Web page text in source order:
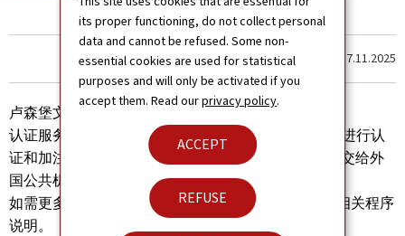
its proper functioning, do not collect personal
data and cannot be refused. Some non-
essential cookies are used for statistical
purposes and will only be activated if you
accept them. Read ourprivacy policy.
ACCEPT
REFUSE
Last update 17.11.2025
卢森堡文件的法律认证
认证服务负责对卢森堡公共机构出具的文件上的签名进行认
证和加注《海牙认证》（Apostille），以便该文件提交给外
国公共机构使用。
如需更多信息，请参阅公民门户网站
guichet.lu
上的相关程序
说明。